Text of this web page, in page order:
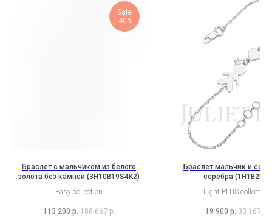
Sale
-40%
Браслет с мальчиком из белого
золота без камней (3H10B19S4K2)
Easy collection
113 200 р. 188 667 р.
Браслет мальчик и
серебра (1H1B2K2)
Light PLUS collection
19 900 р. 33 167